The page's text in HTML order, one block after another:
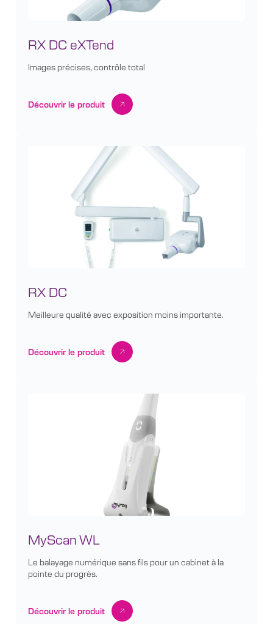
RX DC eXTend
Images précises, contrôle total
Découvrir le produit
RX DC
Meilleure qualité avec exposition moins importante.
Découvrir le produit
MyScan WL
Le balayage numérique sans fils pour un cabinet à la
pointe du progrès.
Découvrir le produit